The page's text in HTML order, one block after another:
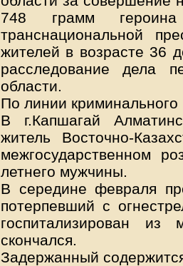
748 грамм
транснациональной
жителей в возрасте 36
расследование дела
области.
По линии криминального
В г.Капшагай
житель Восточно-
межгосударственном
летнего мужчины.
В середине февраля
потерпевший с
госпитализирован
скончался.
Задержанный